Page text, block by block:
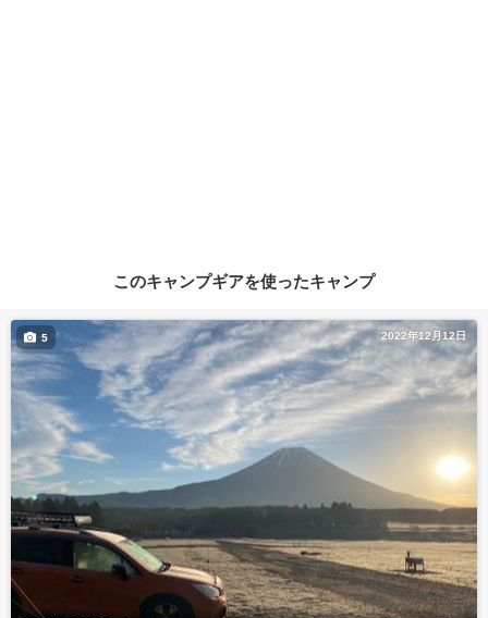
このキャンプギアを使ったキャンプ
2022年12月12日
5